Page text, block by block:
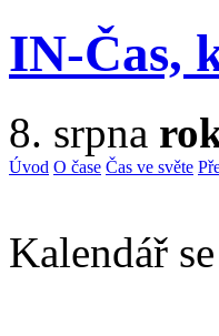
IN-Čas,
8. srpna
Úvod O čase Čas ve světe
Kalendář